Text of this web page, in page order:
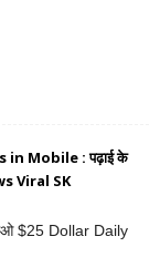
Mobile : पढ़ाई के
Viral SK
$25 Dollar Daily